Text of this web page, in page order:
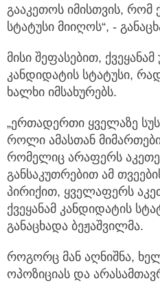
გააკეთოს იმისთვის, რომ
სტატუსი მიიღოს“, -
მისი შეფასებით,
კანდიდატის სტატუსი,
ხალხი იმსახურებს.
„ერთადერთი ყველაზე
როლი ამასთან
რომელიც არაფერს
განსაკუთრებით ამ
პირიქით, ყველაფერს
ქვეყანამ კანდიდატის
განაცხადა ბეჟაშვილმა.
როგორც მან აღნიშნა,
ოპოზიციას და